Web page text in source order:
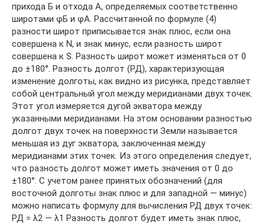
прихода Б и отхода А, определяемых соответственно
широтами φБ и φА. Рассчитанной по формуле (4)
разности широт приписывается знак плюс, если она
совершена к N, и знак минус, если разность широт
совершена к S. Разность широт может изменяться от 0
до ±180°. Разность долгот (РД), характеризующая
изменение долготы, как видно из рисунка, представляет
собой центральный угол между меридианами двух точек.
Этот угол измеряется дугой экватора между
указанными меридианами. На этом основании разностью
долгот двух точек на поверхности Земли называется
меньшая из дуг экватора, заключенная между
меридианами этих точек. Из этого определения следует,
что разность долгот может иметь значения от 0 до
±180°. С учетом ранее принятых обозначений (для
восточной долготы знак плюс и для западной — минус)
можно написать формулу для вычисления РД двух точек:
РД = λ2 — λ1 Разность долгот будет иметь знак плюс,